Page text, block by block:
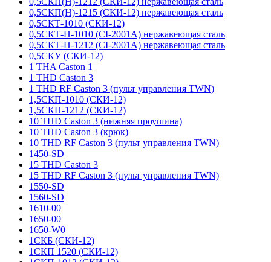
0,5СКП(Н)-1215 (СКИ-12) нержавеющая сталь
0,5СКТ-1010 (СКИ-12)
0,5СКТ-Н-1010 (CI-2001A) нержавеющая сталь
0,5СКТ-Н-1212 (CI-2001A) нержавеющая сталь
0,5СКУ (СКИ-12)
1 THA Caston 1
1 THD Caston 3
1 THD RF Caston 3 (пульт управления TWN)
1,5СКП-1010 (СКИ-12)
1,5СКП-1212 (СКИ-12)
10 THD Caston 3 (нижняя проушина)
10 THD Caston 3 (крюк)
10 THD RF Caston 3 (пульт управления TWN)
1450-SD
15 THD Caston 3
15 THD RF Caston 3 (пульт управления TWN)
1550-SD
1560-SD
1610-00
1650-00
1650-W0
1СКБ (СКИ-12)
1СКП 1520 (СКИ-12)